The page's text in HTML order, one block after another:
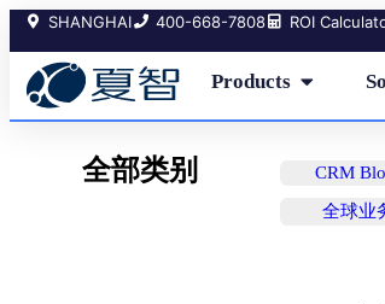
SHANGHAI 400-668-7808 ROI
Products
全部类别 CRM
全球业